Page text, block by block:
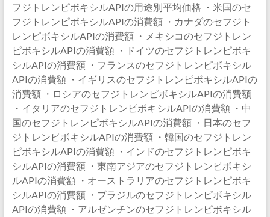
フジトレンピボキシルAPIの用途別平均価格 ・米国のセ
フジトレンピボキシルAPIの消費額 ・カナダのセフジト
レンピボキシルAPIの消費額 ・メキシコのセフジトレン
ピボキシルAPIの消費額 ・ドイツのセフジトレンピボキ
シルAPIの消費額 ・フランスのセフジトレンピボキシル
APIの消費額 ・イギリスのセフジトレンピボキシルAPIの
消費額 ・ロシアのセフジトレンピボキシルAPIの消費額
・イタリアのセフジトレンピボキシルAPIの消費額 ・中
国のセフジトレンピボキシルAPIの消費額 ・日本のセフ
ジトレンピボキシルAPIの消費額 ・韓国のセフジトレン
ピボキシルAPIの消費額 ・インドのセフジトレンピボキ
シルAPIの消費額 ・東南アジアのセフジトレンピボキシ
ルAPIの消費額 ・オーストラリアのセフジトレンピボキ
シルAPIの消費額 ・ブラジルのセフジトレンピボキシル
APIの消費額 ・アルゼンチンのセフジトレンピボキシル